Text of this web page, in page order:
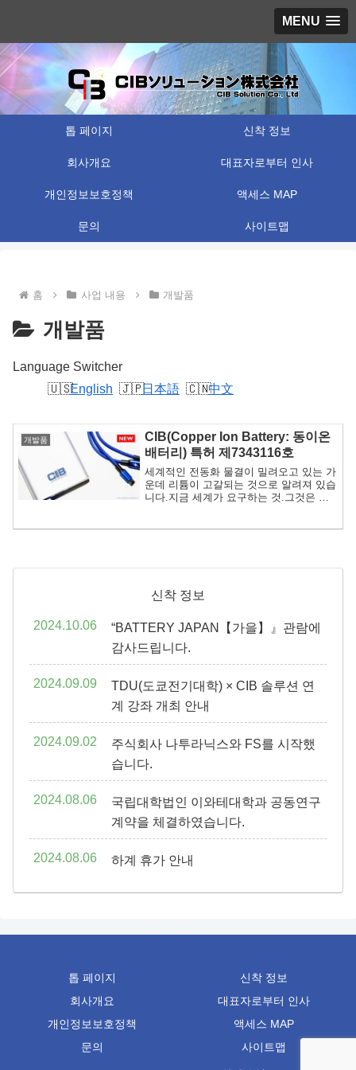
MENU
톱 페이지 신착 정보
회사개요 대표자로부터 인사
개인정보보호정책 액세스 MAP
문의 사이트맵
홈 사업 내용 개발품
개발품
Language Switcher
English
日本語 中文
개발품
CIB(Copper Ion Battery: 동이온
배터리) 특허 제7343116호
세계적인 전동화 물결이 밀려오고 있는 가
운데 리튬이 고갈되는 것으로 알려져 있습
니다.지금 세계가 요구하는 것.그것은 리
신착 정보
“BATTERY JAPAN【가을】』관람에
감사드립니다.
2024.10.06
TDU(도쿄전기대학) × CIB 솔루션 연
계 강좌 개최 안내
2024.09.09
주식회사 나투라닉스와 FS를 시작했
습니다.
2024.09.02
국립대학법인 이와테대학과 공동연구
계약을 체결하였습니다.
2024.08.06
하계 휴가 안내
2024.08.06
톱 페이지
신착 정보
회사개요
대표자로부터 인사
개인정보보호정책
액세스 MAP
문의
사이트맵